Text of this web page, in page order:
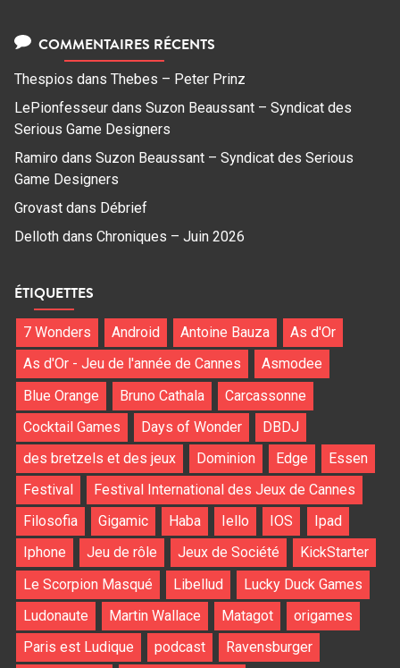
COMMENTAIRES RÉCENTS
Thespios dans Thebes – Peter Prinz
LePionfesseur dans Suzon Beaussant – Syndicat des
Serious Game Designers
Ramiro dans Suzon Beaussant – Syndicat des Serious
Game Designers
Grovast dans Débrief
Delloth dans Chroniques – Juin 2026
ÉTIQUETTES
7 Wonders Android Antoine Bauza
As d'Or
As d'Or - Jeu de l'année de Cannes
Asmodee
Blue Orange
Bruno Cathala
Carcassonne
Cocktail Games
Days of Wonder
DBDJ
des bretzels et des jeux
Dominion Edge
Essen
Festival
Festival International des Jeux de Cannes
Filosofia
Gigamic Haba Iello IOS
Ipad
Iphone
Jeu de rôle Jeux de Société
KickStarter
Le Scorpion Masqué
Libellud
Lucky Duck Games
Ludonaute
Martin Wallace Matagot
origames
Paris est Ludique
podcast Ravensburger